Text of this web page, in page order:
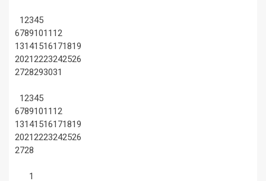
12345
67891011 12
13141516171819
20212223242526
2728293031
12345
67891011 12
13141516171819
20212223242526
2728
1